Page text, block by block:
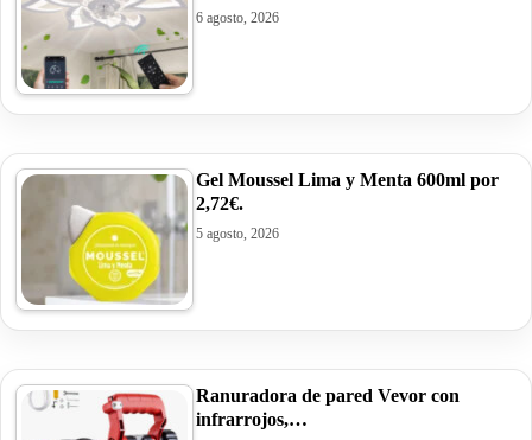
6 agosto, 2026
Gel Moussel Lima y Menta 600ml por
2,72€.
5 agosto, 2026
Ranuradora de pared Vevor con
infrarrojos,…